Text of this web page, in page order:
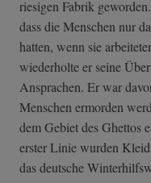
riesigen Fabrik
dass die Menschen nur
hatten, wenn sie
wiederholte er seine
Ansprachen. Er war
Menschen ermorden
dem Gebiet des Ghettos
erster Linie wurden
das deutsche